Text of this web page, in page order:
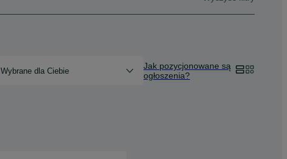
Wybrane dla Ciebie
Jak pozycjonowane są
ogłoszenia?